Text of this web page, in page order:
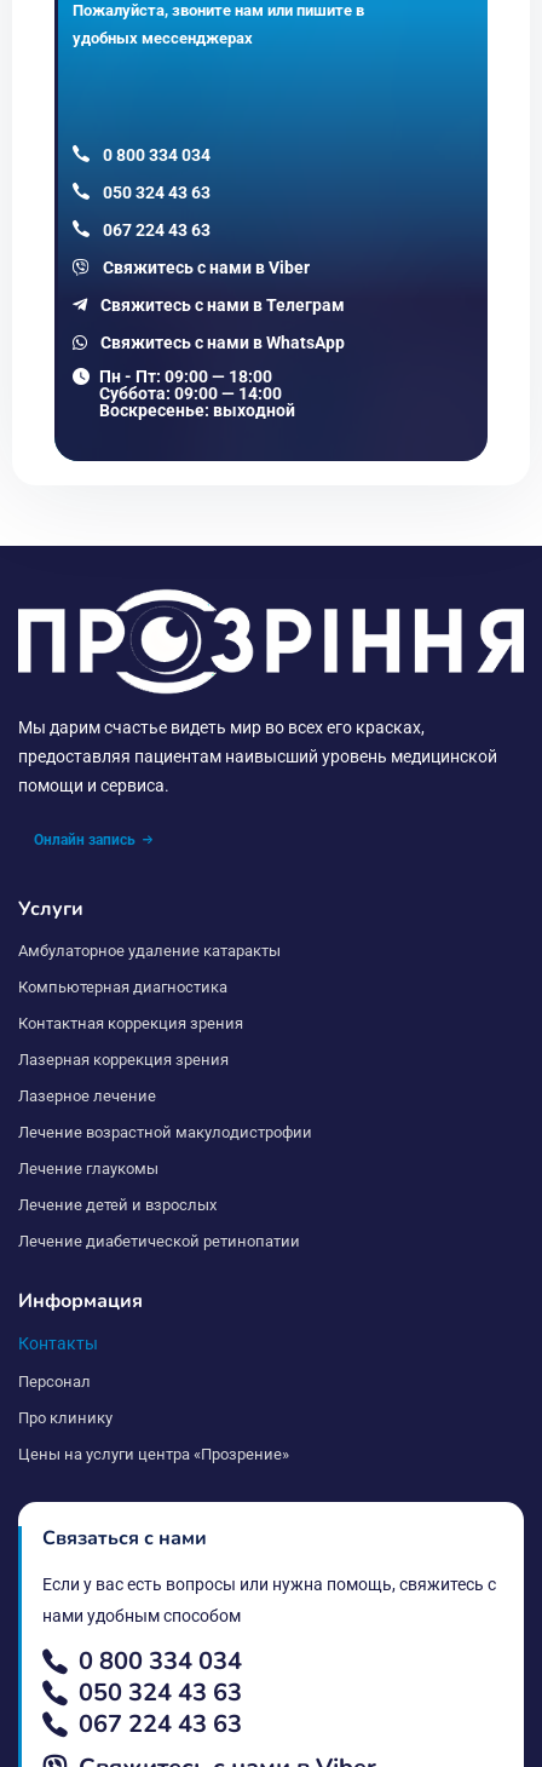
Пожалуйста, звоните нам или пишите в
удобных мессенджерах
0 800 334 034
050 324 43 63
067 224 43 63
Свяжитесь с нами в Vіber
Свяжитесь с нами в Телеграм
Свяжитесь с нами в WhatsApp
Пн - Пт: 09:00 — 18:00
Суббота: 09:00 — 14:00
Воскресенье: выходной
Мы дарим счастье видеть мир во всех его красках,
предоставляя пациентам наивысший уровень медицинской
помощи и сервиса.
Онлайн запись
Услуги
Амбулаторное удаление катаракты
Компьютерная диагностика
Контактная коррекция зрения
Лазерная коррекция зрения
Лазерное лечение
Лечение возрастной макулодистрофии
Лечение глаукомы
Лечение детей и взрослых
Лечение диабетической ретинопатии
Информация
Контакты
Персонал
Про клинику
Цены на услуги центра «Прозрение»
Связаться с нами
Если у вас есть вопросы или нужна помощь, свяжитесь с
нами удобным способом
0 800 334 034
050 324 43 63
067 224 43 63